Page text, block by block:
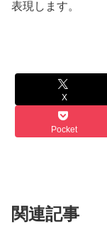
表現します。
X
Pocket
関連記事